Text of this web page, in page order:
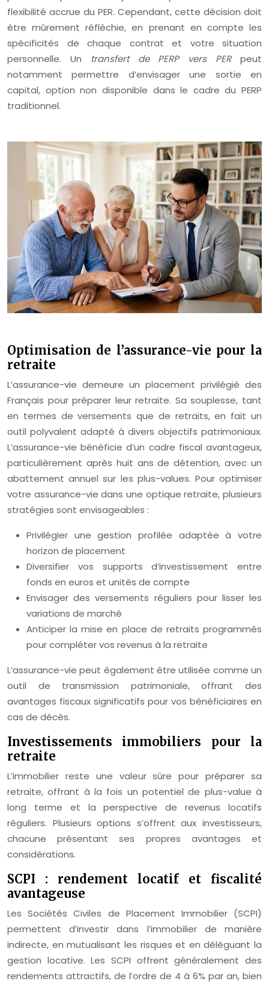
flexibilité accrue du PER. Cependant, cette décision doit
être mûrement réfléchie, en prenant en compte les
spécificités de chaque contrat et votre situation
personnelle. Un
transfert de PERP vers PERpeut
notamment permettre d’envisager une sortie en
capital, option non disponible dans le cadre du PERP
traditionnel.
Optimisation de l’assurance-vie pour la
retraite
L’assurance-vie demeure un placement privilégié des
Français pour préparer leur retraite. Sa souplesse, tant
en termes de versements que de retraits, en fait un
outil polyvalent adapté à divers objectifs patrimoniaux.
L’assurance-vie bénéficie d’un cadre fiscal avantageux,
particulièrement après huit ans de détention, avec un
abattement annuel sur les plus-values. Pour optimiser
votre assurance-vie dans une optique retraite, plusieurs
stratégies sont envisageables :
Privilégier une gestion profilée adaptée à votre
horizon de placement
Diversifier vos supports d’investissement entre
fonds en euros et unités de compte
Envisager des versements réguliers pour lisser les
variations de marché
Anticiper la mise en place de retraits programmés
pour compléter vos revenus à la retraite
L’assurance-vie peut également être utilisée comme un
outil de transmission patrimoniale, offrant des
avantages fiscaux significatifs pour vos bénéficiaires en
cas de décès.
Investissements immobiliers pour la
retraite
L’immobilier reste une valeur sûre pour préparer sa
retraite, offrant à la fois un potentiel de plus-value à
long terme et la perspective de revenus locatifs
réguliers. Plusieurs options s’offrent aux investisseurs,
chacune présentant ses propres avantages et
considérations.
SCPI : rendement locatif et fiscalité
avantageuse
Les Sociétés Civiles de Placement Immobilier (SCPI)
permettent d’investir dans l’immobilier de manière
indirecte, en mutualisant les risques et en déléguant la
gestion locative. Les SCPI offrent généralement des
rendements attractifs, de l’ordre de 4 à 6% par an, bien